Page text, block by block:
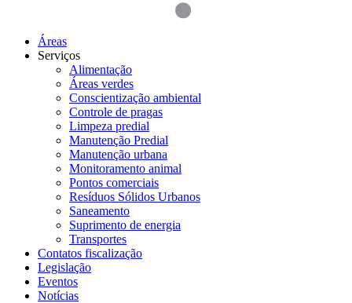
Áreas
Serviços
Alimentação
Áreas verdes
Conscientização ambiental
Controle de pragas
Limpeza predial
Manutenção Predial
Manutenção urbana
Monitoramento animal
Pontos comerciais
Resíduos Sólidos Urbanos
Saneamento
Suprimento de energia
Transportes
Contatos fiscalização
Legislação
Eventos
Notícias